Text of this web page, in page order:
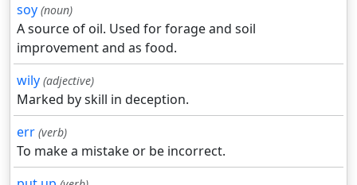
soy (noun)
A source of oil. Used for forage and soil
improvement and as food.
wily (adjective)
Marked by skill in deception.
err (verb)
To make a mistake or be incorrect.